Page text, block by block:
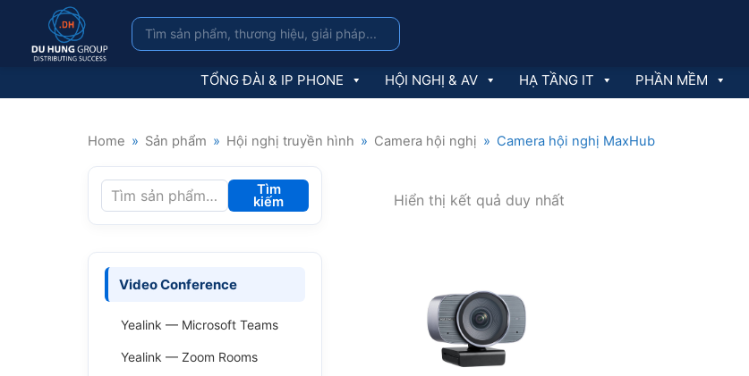
TỔNG ĐÀI & IP PHONE HỘI NGHỊ & AV HẠ TẦNG IT PHẦN MỀM
Home » Sản phẩm » Hội nghị truyền hình » Camera hội nghị » Camera hội nghị MaxHub
Hiển thị kết quả duy nhất
Tìm
kiếm
Video Conference
Yealink — Microsoft Teams
Yealink — Zoom Rooms